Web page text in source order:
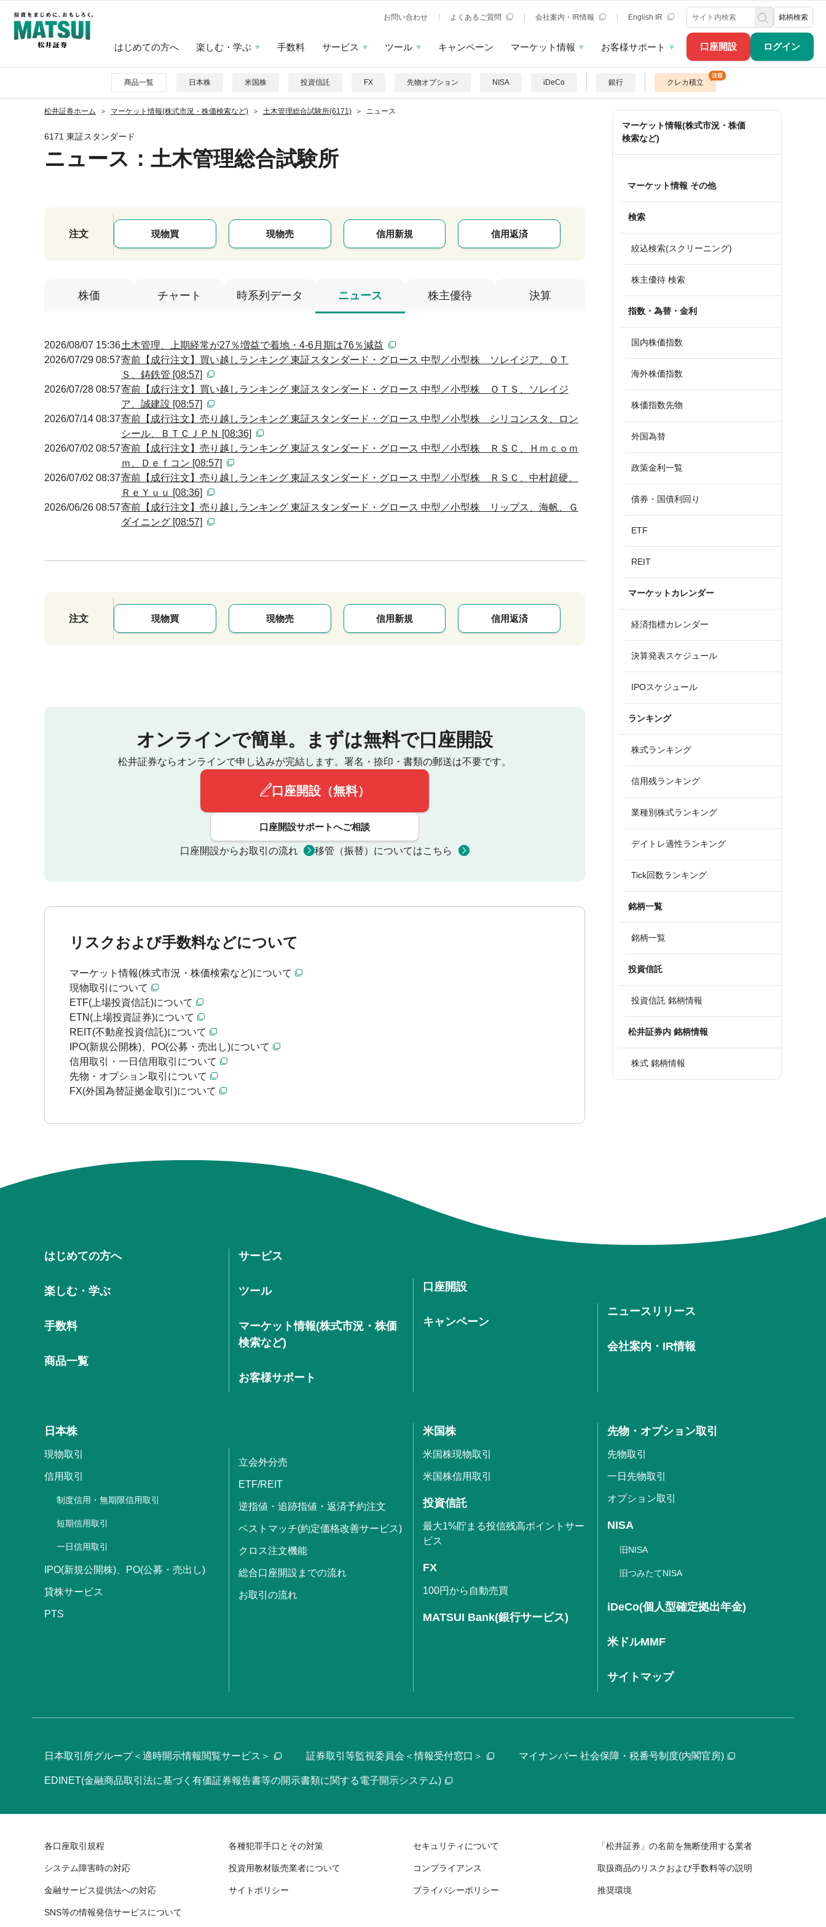
口座開設 ログイン
お問い合わせ よくあるご質問 会社案内・IR情報 English IR 銘柄検索
はじめての方へ 楽しむ・学ぶ 手数料 サービス ツール キャンペーン マーケット情報 お客様サポート
商品一覧 日本株 米国株 投資信託 FX 先物オプション NISA iDeCo 銀行 クレカ積立
松井証券ホーム マーケット情報(株式市況・株価検索など) 土木管理総合試験所(6171) ニュース
6171 東証スタンダード
ニュース ：土木管理総合試験所
注文 現物買 現物売 信用新規 信用返済
株価 チャート 時系列データ ニュース 株主優待 決算
2026/08/07 15:36土木管理、上期経常が27％増益で着地・4-6月期は76％減益
2026/07/29 08:57寄前【成行注文】買い越しランキング 東証スタンダード・グロース 中型／小型株 ソレイジア、ＯＴ
Ｓ、鋳鉄管 [08:57]
2026/07/28 08:57寄前【成行注文】買い越しランキング 東証スタンダード・グロース 中型／小型株 ＯＴＳ、ソレイジ
ア、誠建設 [08:57]
2026/07/14 08:37寄前【成行注文】売り越しランキング 東証スタンダード・グロース 中型／小型株 シリコンスタ、ロン
シール、ＢＴＣＪＰＮ [08:36]
2026/07/02 08:57寄前【成行注文】売り越しランキング 東証スタンダード・グロース 中型／小型株 ＲＳＣ、Ｈｍｃｏｍ
ｍ、Ｄｅｆコン [08:57]
2026/07/02 08:37寄前【成行注文】売り越しランキング 東証スタンダード・グロース 中型／小型株 ＲＳＣ、中村超硬、
ＲｅＹｕｕ [08:36]
2026/06/26 08:57寄前【成行注文】売り越しランキング 東証スタンダード・グロース 中型／小型株 リップス、海帆、Ｇ
ダイニング [08:57]
注文 現物買 現物売 信用新規 信用返済
オンラインで簡単。 まずは無料で口座開設
松井証券ならオンラインで申し込みが完結します。 署名・捺印・書類の郵送は不要です。
口座開設（無料）
口座開設サポートへご相談
口座開設からお取引の流れ 移管（振替）についてはこちら
リスクおよび手数料などについて
マーケット情報(株式市況・株価検索など)について
現物取引について
ETF(上場投資信託)について
ETN(上場投資証券)について
REIT(不動産投資信託)について
IPO(新規公開株)、PO(公募・売出し)について
信用取引・一日信用取引について
先物・オプション取引について
FX(外国為替証拠金取引)について
マーケット情報(株式市況・株価
検索など)
マーケット情報 その他
検索
絞込検索(スクリーニング)
株主優待 検索
指数・為替・金利
国内株価指数
海外株価指数
株価指数先物
外国為替
政策金利一覧
債券・国債利回り
ETF
REIT
マーケットカレンダー
経済指標カレンダー
決算発表スケジュール
IPOスケジュール
ランキング
株式ランキング
信用残ランキング
業種別株式ランキング
デイトレ適性ランキング
Tick回数ランキング
銘柄一覧
銘柄一覧
投資信託
投資信託 銘柄情報
松井証券内 銘柄情報
株式 銘柄情報
はじめての方へ
楽しむ・学ぶ
手数料
商品一覧
サービス
ツール
マーケット情報(株式市況・株価
検索など)
お客様サポート
口座開設
キャンペーン
ニュースリリース
会社案内・IR情報
日本株
現物取引
信用取引
制度信用・無期限信用取引
短期信用取引
一日信用取引
IPO(新規公開株)、PO(公募・売出し)
貸株サービス
PTS
立会外分売
ETF/REIT
逆指値・追跡指値・返済予約注文
ベストマッチ(約定価格改善サービス)
クロス注文機能
総合口座開設までの流れ
お取引の流れ
米国株
米国株現物取引
米国株信用取引
投資信託
最大1%貯まる投信残高ポイントサー
ビス
FX
100円から自動売買
MATSUI Bank(銀行サービス)
先物・オプション取引
先物取引
一日先物取引
オプション取引
NISA
旧NISA
旧つみたてNISA
iDeCo(個人型確定拠出年金)
米ドルMMF
サイトマップ
日本取引所グループ＜適時開示情報閲覧サービス＞ 証券取引等監視委員会＜情報受付窓口＞ マイナンバー 社会保障・税番号制度(内閣官房)
EDINET(金融商品取引法に基づく有価証券報告書等の開示書類に関する電子開示システム)
各口座取引規程 各種犯罪手口とその対策 セキュリティについて 「松井証券」の名前を無断使用する業者
システム障害時の対応 投資用教材販売業者について コンプライアンス 取扱商品のリスクおよび手数料等の説明
金融サービス提供法への対応 サイトポリシー プライバシーポリシー 推奨環境
SNS等の情報発信サービスについて